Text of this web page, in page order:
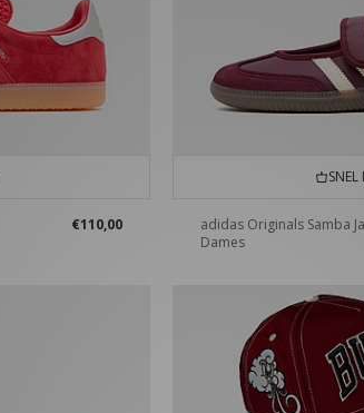
€110,00
SNEL
adidas Originals Samba
Dames